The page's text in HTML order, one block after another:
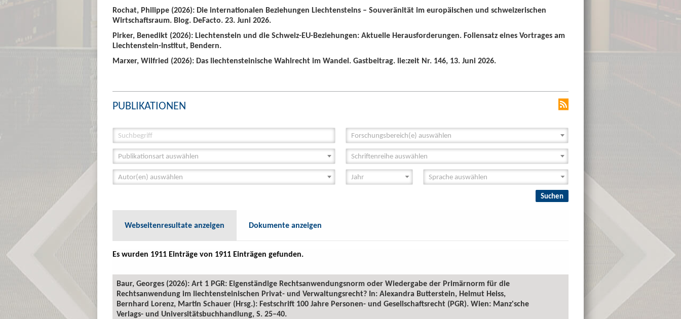
Rochat, Philippe (2026): Die internationalen Beziehungen Liechtensteins – Souveränität im europäischen und schweizerischen
Wirtschaftsraum. Blog. DeFacto. 23. Juni 2026.
Pirker, Benedikt (2026): Liechtenstein und die Schweiz-EU-Beziehungen: Aktuelle Herausforderungen. Foliensatz eines Vortrages am
Liechtenstein-Institut, Bendern.
Marxer, Wilfried (2026): Das liechtensteinische Wahlrecht im Wandel. Gastbeitrag. lie:zeit Nr. 146, 13. Juni 2026.
PUBLIKATIONEN
Forschungsbereich(e) auswählen
Publikationsart auswählen Schriftenreihe auswählen
Autor(en) auswählen
Webseitenresultate anzeigen Dokumente anzeigen
Es wurden 1911 Einträge von 1911 Einträgen gefunden.
Baur, Georges (2026): Art 1 PGR: Eigenständige Rechtsanwendungsnorm oder Wiedergabe der Primärnorm für die
Rechtsanwendung im liechtensteinischen Privat- und Verwaltungsrecht? In: Alexandra Butterstein, Helmut Heiss,
Bernhard Lorenz, Martin Schauer (Hrsg.): Festschrift 100 Jahre Personen- und Gesellschaftsrecht (PGR). Wien: Manz'sche
Verlags- und Universitätsbuchhandlung, S. 25–40.